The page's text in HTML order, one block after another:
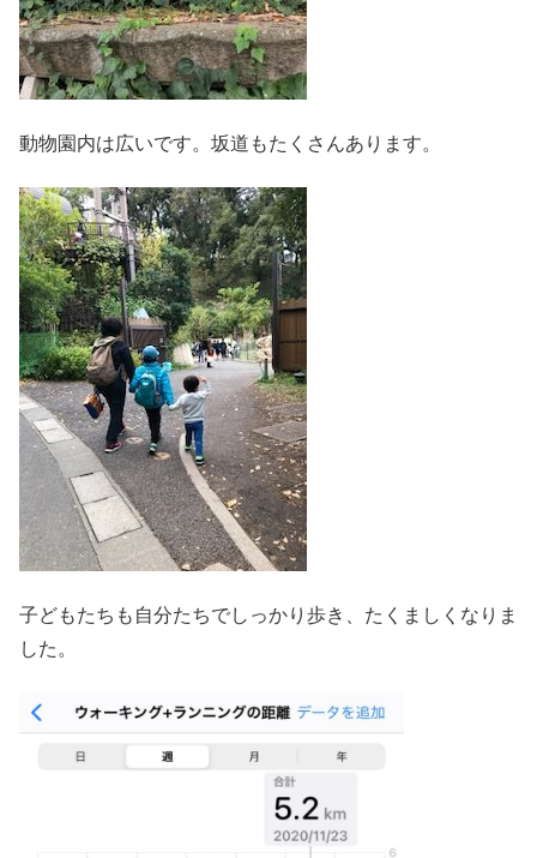
動物園内は広いです。坂道もたくさんあります。
子どもたちも自分たちでしっかり歩き、たくましくなりま
した。